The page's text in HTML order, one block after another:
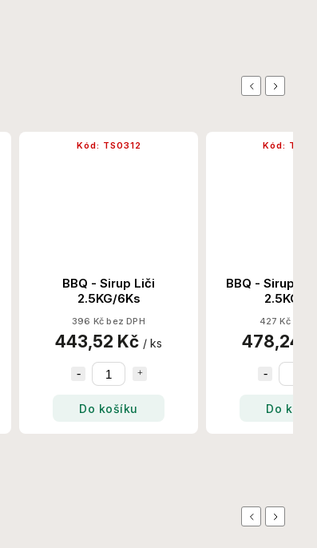
Previous
BBQ - Sirup Liči
2.5KG/6Ks
396 Kč bez DPH
443,52 Kč/ ks
Do košíku
Kód:TS0312
BBQ - Sirup
2.5KG/6Ks
427 Kč bez
478,24
Do košíku
Kód:
Next
PreviousNext